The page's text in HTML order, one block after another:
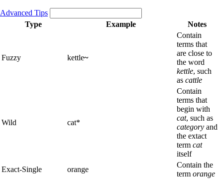
Advanced Tips
Type
Example Notes
Fuzzy kettle~
Contain
terms that
are close to
the word
kettle, such
as cattle
Wild cat*
Contain
terms that
begin with
cat, such as
category and
the extact
term cat
itself
Exact-Single
orange
Contain the
term orange